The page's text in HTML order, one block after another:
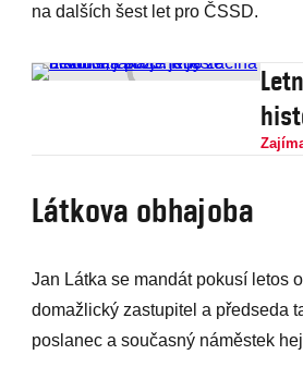
na dalších šest let pro ČSSD.
Látkova obhajoba
Jan Látka se mandát pokusí letos
domažlický zastupitel a předseda
poslanec a současný náměstek